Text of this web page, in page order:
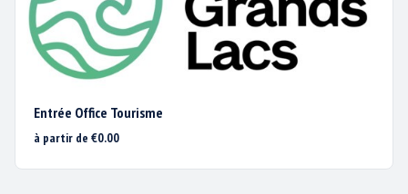
14 €
17 € 20 € 23 €
Pass Annuel Accrobranche / pers.
56 €
68 €
Catapulte Géante * (1 éjection)
Entrée Office Tourisme
à partir de €0.00